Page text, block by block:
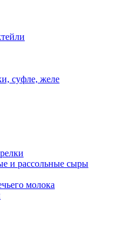
суфле, желе
и рассольные сыры
молока